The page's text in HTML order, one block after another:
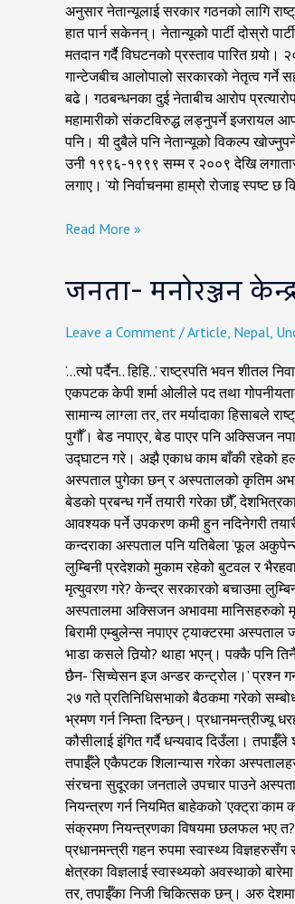
अनुसार नेतान्यूलाई सरकार गठनको लागि
हात पार्न सकेनन्। नेतान्यूको पार्टी दोस्रो
मतदान गर्दै विघटनको प्रस्ताव पारित
गान्टेजबीच आलोपालो सरकारको नेतृत्व गर्ने
बढे। गठबन्धनका दुई नेताबीच आरोप
महामारीको संकटविरुद्ध लड्नुपर्ने इजरायल
पनि। यी दुबैले पनि नेतान्यूको विकल्प
उनी १९९६-१९९९ सम्म र २००९ देखि
लगाए। ‘यो निर्वाचनमा हाम्रो रोजाइ
Read More »
जनता- मनोरञ्जन
Leave a Comment /Article Nepal
‘…त्यो पर्दैन.. हिहि..’ राष्ट्रपति भवन
एकपटक केपी शर्मा ओलीले पद तथा
सामान्य लाग्ला तर, तर मर्यादाका हिसाबले
पुगौँ। बेड नपाएर, बेड पाएर पनि अक्सिजन
उद्घाटन गरे। अझै एकाध काम बाँकी रहेको
अस्पताल पुगेका छन् र अस्पतालको कृतिम
बेडको प्रबन्ध गर्ने तयारी गरेका छौँ,
आवश्यक पर्ने उपकरण कमी हुन नदिनेगरी
कन्दराका अस्पताल पनि यतिबेला ‘फूल
लुम्बिनी प्रदेशको मुकाम रहेको बुटवल र
मृत्युवरण गरे? केन्द्र सरकारको बचाउमा
अस्पतालमा अक्सिजन अभावमा मानिसहरुको
बिरामी एम्बुलेन्स नपाएर ट्याक्टरमा
भाडा कसले तिर्‍यो? थाहा भएन्। पक्कै पनि
छैन- ‘सिच्वेसन इज अन्डर कन्ट्रोल।’ प्रश्न
२७ गते प्रतिनिधिसभाको बैठकमा गरेको
भ्रमण गर्न निम्ता दिन्छन्।
कौसीलाई इंगित गर्दै धन्यवाद दिउँला।
तपाईँले एकैपटक शिलान्यास गरेका
संरचना सुदूरका जनताले उपचार पाउने
नियन्त्रण गर्न नियमित बाहेकको
संक्रमण नियन्त्रणका विषयमा छलफल भए त?
प्रधानमन्त्री गहन रुपमा स्वास्थ्य
क्षेत्रका विज्ञलाई स्वास्थ्यको अवस्थाको
तर, तपाईँका निजी चिकित्सक छन्। अरु देशमा
मनोरञ्जन
केन्द्र
होइन
उद्घाटन
गर्नुपर्थ्यो
सरकार
!,
सरकार-
त्यो
पर्दैन्
!